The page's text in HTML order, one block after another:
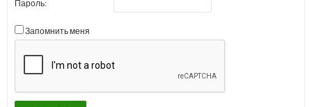
Пароль:
Запомнить меня